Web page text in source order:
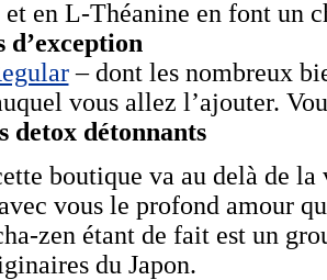
et en L-Théanine en font un
d’exception
– dont les nombreux
vous allez l’ajouter.
detox détonnants
boutique va au delà de la
vous le profond amour
zen étant de fait est un
du Japon.